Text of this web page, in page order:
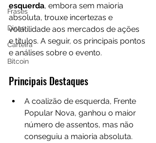
Frases
Dicas
Carteira
Bitcoin
esquerda, embora sem maioria
absoluta, trouxe incertezas e
volatilidade aos mercados de ações
e títulos. A seguir, os principais pontos
e análises sobre o evento.
Principais Destaques
A coalizão de esquerda, Frente
Popular Nova, ganhou o maior
número de assentos, mas não
conseguiu a maioria absoluta.